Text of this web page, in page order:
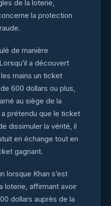
de la loterie,
la protection
de manière
a découvert
mains un ticket
600 dollars ou plus,
au siège de la
prétendu que le ticket
dissimuler la vérité, il
en échange tout en
gagnant.
lorsque Khan s’est
loterie, affirmant avoir
dollars auprès de la